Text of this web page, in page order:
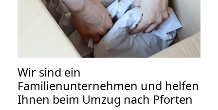
Wir sind ein
Familienunternehmen und helfen
Ihnen beim Umzug nach Pforten